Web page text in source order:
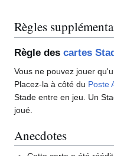
Règles
Règle des cartes
Vous ne pouvez jouer
Placez-la à côté du Poste
Stade entre en jeu. Un
joué.
Anecdotes